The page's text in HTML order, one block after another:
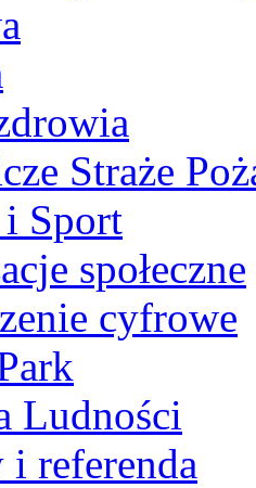
Straże
Sport
społeczne
cyfrowe
Ludności
referenda